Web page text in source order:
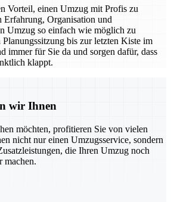
Vorteil, einen Umzug mit Profis zu
Organisation und
Umzug so einfach wie möglich zu
Planungssitzung bis zur letzten Kiste im
immer für Sie da und sorgen dafür, dass
klappt.
wir Ihnen
möchten, profitieren Sie von vielen
nicht nur einen Umzugsservice, sondern
die Ihren Umzug noch
machen.